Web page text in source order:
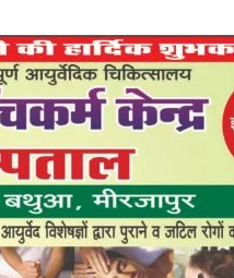
News,
Latest